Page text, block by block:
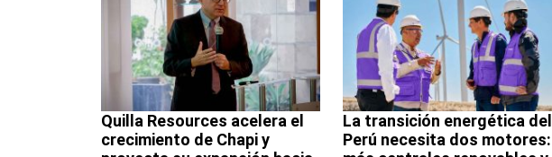
Quilla Resources acelera el
crecimiento de Chapi y
La transición energética del
Perú necesita dos motores: